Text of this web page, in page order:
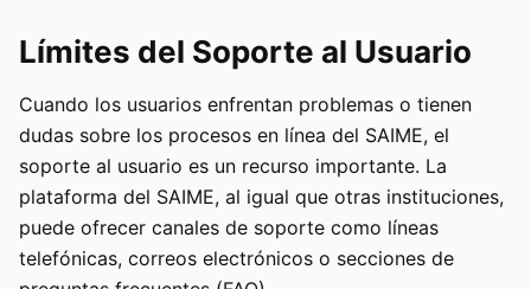
Límites del Soporte al Usuario
Cuando los usuarios enfrentan problemas o tienen
dudas sobre los procesos en línea del SAIME, el
soporte al usuario es un recurso importante. La
plataforma del SAIME, al igual que otras instituciones,
puede ofrecer canales de soporte como líneas
telefónicas, correos electrónicos o secciones de